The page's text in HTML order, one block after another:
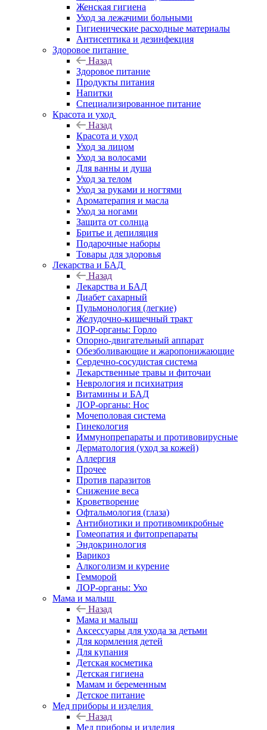
Женская гигиена
Уход за лежачими больными
Гигиенические расходные материалы
Антисептика и дезинфекция
Здоровое питание
Назад
Здоровое питание
Продукты питания
Напитки
Специализированное питание
Красота и уход
Назад
Красота и уход
Уход за лицом
Уход за волосами
Для ванны и душа
Уход за телом
Уход за руками и ногтями
Ароматерапия и масла
Уход за ногами
Защита от солнца
Бритье и депиляция
Подарочные наборы
Товары для здоровья
Лекарства и БАД
Назад
Лекарства и БАД
Диабет сахарный
Пульмонология (легкие)
Желудочно-кишечный тракт
ЛОР-органы: Горло
Опорно-двигательный аппарат
Обезболивающие и жаропонижающие
Сердечно-сосудистая система
Лекарственные травы и фиточаи
Неврология и психиатрия
Витамины и БАД
ЛОР-органы: Нос
Мочеполовая система
Гинекология
Иммунопрепараты и противовирусные
Дерматология (уход за кожей)
Аллергия
Прочее
Против паразитов
Снижение веса
Кроветворение
Офтальмология (глаза)
Антибиотики и противомикробные
Гомеопатия и фитопрепараты
Эндокринология
Варикоз
Алкоголизм и курение
Гемморой
ЛОР-органы: Ухо
Мама и малыш
Назад
Мама и малыш
Аксессуары для ухода за детьми
Для кормления детей
Для купания
Детская косметика
Детская гигиена
Мамам и беременным
Детское питание
Мед приборы и изделия
Назад
Мед приборы и изделия